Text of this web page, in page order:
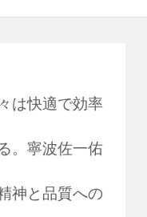
は快適で効率
。寧波佐一佑
神と品質への